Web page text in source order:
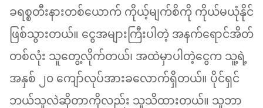
ခရစ္စတီးနားတစ်ယောက် ကိုယ့်မျက်စိကို ကိုယ်မယုံနိုင်
ဖြစ်သွားတယ်။ ငွေအများကြီးပါတဲ့ အနက်ရောင်အိတ်
တစ်လုံး သူတွေ့လိုက်တယ်၊ အထဲမှာပါတဲ့ငွေက သူ့ရဲ့
အနှစ် ၂၀ ကျော်လုပ်အားခလောက်ရှိတယ်။ ပိုင်ရှင်
ဘယ်သူလဲဆိုတာကိုလည်း သူသိထားတယ်။ သူဘာ